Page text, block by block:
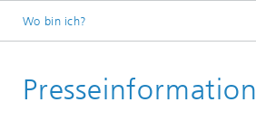
Wo bin ich?
Presse/Medien
Presseinformation